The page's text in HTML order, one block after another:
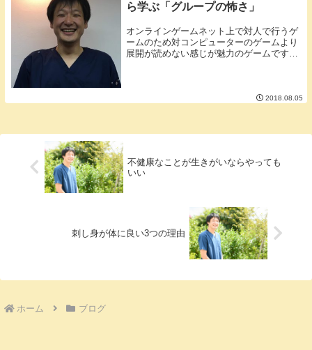
ら学ぶ「グループの怖さ」
オンラインゲームネット上で対人で行うゲ
ームのため対コンピューターのゲームより
展開が読めない感じが魅力のゲームです。
2018.08.05
不健康なことが生きがいならやっても
いい
刺し身が体に良い3つの理由
ホーム ブログ